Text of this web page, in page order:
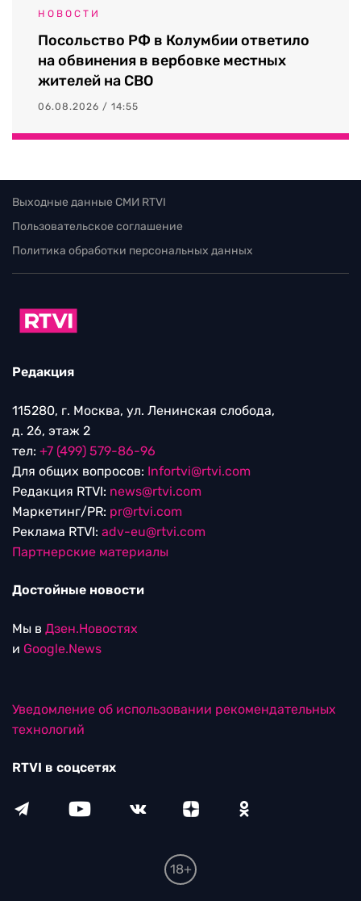
НОВОСТИ
Посольство РФ в Колумбии ответило
на обвинения в вербовке местных
жителей на СВО
06.08.2026 / 14:55
Выходные данные СМИ RTVI
Пользовательское соглашение
Политика обработки персональных данных
Редакция
115280, г. Москва, ул. Ленинская слобода,
д. 26, этаж 2
тел: +7 (499) 579-86-96
Для общих вопросов: Infortvi@rtvi.com
Редакция RTVI: news@rtvi.com
Маркетинг/PR: pr@rtvi.com
Реклама RTVI: adv-eu@rtvi.com
Партнерские материалы
Достойные новости
Мы в Дзен.Новостях
и Google.News
Уведомление об использовании рекомендательных
технологий
RTVI в соцсетях
18+